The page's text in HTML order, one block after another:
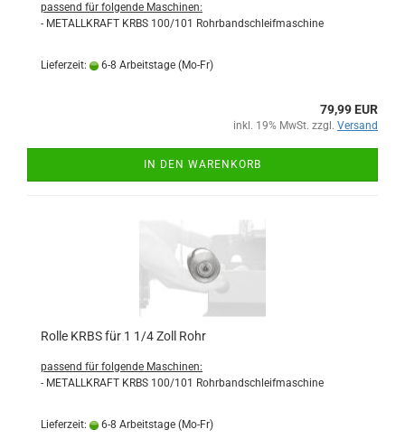
passend für folgende Maschinen:
- METALLKRAFT KRBS 100/101 Rohrbandschleifmaschine
Lieferzeit: 6-8 Arbeitstage (Mo-Fr)
79,99 EUR
inkl. 19% MwSt. zzgl. Versand
IN DEN WARENKORB
Rolle KRBS für 1 1/4 Zoll Rohr
passend für folgende Maschinen:
- METALLKRAFT KRBS 100/101 Rohrbandschleifmaschine
Lieferzeit: 6-8 Arbeitstage (Mo-Fr)